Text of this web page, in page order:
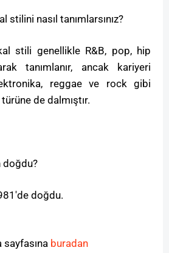
stilini nasıl tanımlarsınız?
stili genellikle R&B, pop, hip
tanımlanır, ancak kariyeri
reggae ve rock gibi
de dalmıştır.
doğdu?
doğdu.
buradan